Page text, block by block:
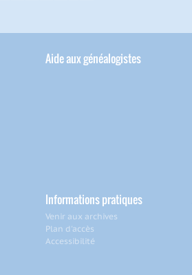
Aide aux généalogistes
Informations pratiques
Venir aux archives
Plan d'accès
Accessibilité